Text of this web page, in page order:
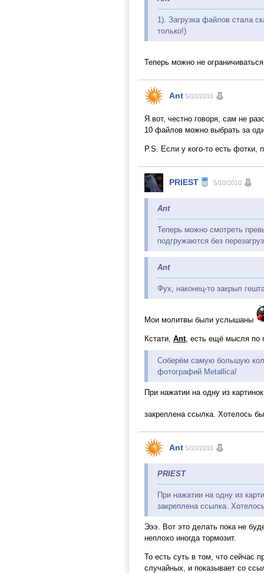
1). Загрузка файлов стала
только!)
Теперь можно не
Ant 5/10/2010
Я вот, честно говоря, сам не
10 файлов можно выбрать за
P.S. Если у кого-то есть фотки,
PRIEST 5/10/2010
Ant
Теперь можно смотреть
подгружаются без
Ant
Фух, наконец-то закрыл
Мои молитвы были услышаны
Кстати, Ant, есть ещё мысля по
Соберём самую большую
фотографий Metallica!
При нажатии на одну из
закреплена ссылка. Хотелось
Ant 5/10/2010
PRIEST
При нажатии на одну из
закреплена ссылка.
Эээ. Вот это делать пока не
неплохо иногда тормозит.
То есть суть в том, что сейчас
случайных, и показывает со